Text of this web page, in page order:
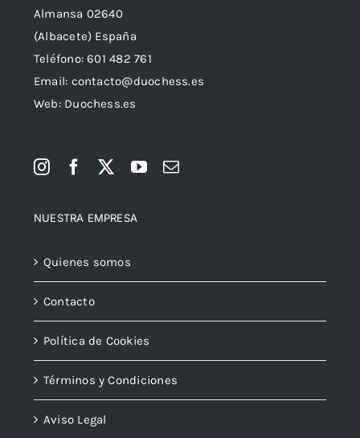
Almansa 02640
(Albacete) España
Teléfono:601 482 761
Email: contacto@duochess.es
Web: Duochess.es
NUESTRA EMPRESA
Quienes somos
Contacto
Política de Cookies
Términos y Condiciones
Aviso Legal